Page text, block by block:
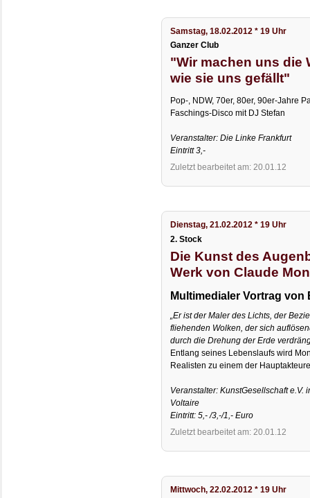
Samstag, 18.02.2012 * 19 Uhr
Ganzer Club
"Wir machen uns die
wie sie uns gefällt"
Pop-, NDW, 70er, 80er, 90er-Jahre
Faschings-Disco mit DJ Stefan
Veranstalter: Die Linke Frankfurt
Eintritt 3,-
Zuletzt bearbeitet am: 20.01.12
Dienstag, 21.02.2012 * 19 Uhr
2. Stock
Die Kunst des
Werk von Claude
Multimedialer Vortrag von
„Er ist der Maler des Lichts, der
fliehenden Wolken, der sich
durch die Drehung der Erde
Entlang seines Lebenslaufs wird
Realisten zu einem der
Veranstalter: KunstGesellschaft e.V.
Voltaire
Eintritt: 5,- /3,-/1,- Euro
Zuletzt bearbeitet am: 20.01.12
Mittwoch, 22.02.2012 * 19 Uhr